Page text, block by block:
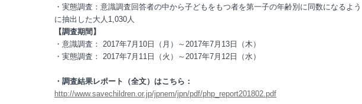
・実態調査：意識調査回答者の中から子どもをもつ者を第一子の年齢別に同数になるよう
に抽出した大人1,030人
【調査期間】
・意識調査： 2017年7月10日（月）～2017年7月13日（木）
・実態調査： 2017年7月11日（火）～2017年7月12日（水）
・調査結果レポート（全文）はこちら：
http://www.savechildren.or.jp/jpnem/jpn/pdf/php_report201802.pdf